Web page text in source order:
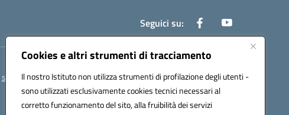
Cookies e altri strumenti di tracciamento
Il nostro Istituto non utilizza strumenti di profilazione degli utenti -
sono utilizzati esclusivamente cookies tecnici necessari al
corretto funzionamento del sito, alla fruibilità dei servizi
Seguici su:
saps08000t@pec.istruzione.it